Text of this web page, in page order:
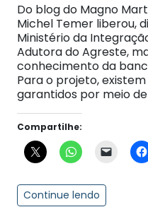
Do blog do Magno
Michel Temer liberou,
Ministério da
Adutora do Agreste,
conhecimento da
Para o projeto,
garantidos por meio
Compartilhe:
Continue lendo